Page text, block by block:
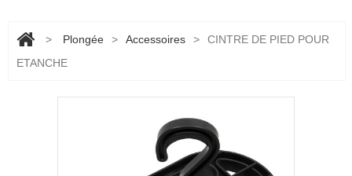
> Plongée > Accessoires >
CINTRE DE PIED POUR
ETANCHE